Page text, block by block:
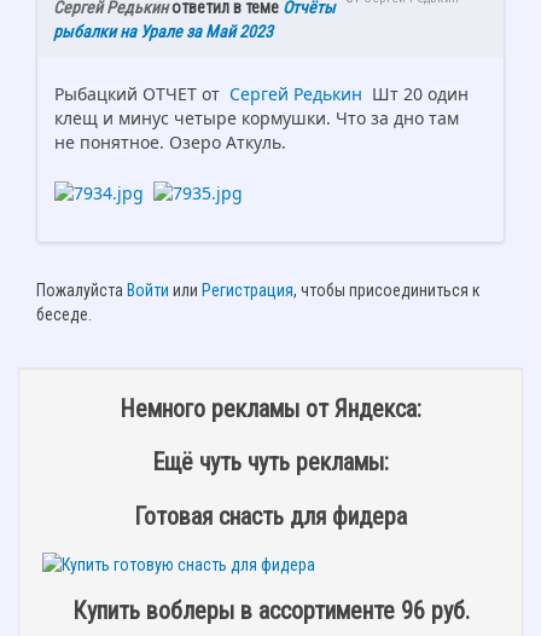
Сергей Редькинответил в теме Отчёты
рыбалки на Урале за Май 2023
Рыбацкий ОТЧЕТ от Сергей Редькин Шт 20 один
клещ и минус четыре кормушки. Что за дно там
не понятное. Озеро Аткуль.
Пожалуйста Войти или Регистрация, чтобы присоединиться к
беседе.
Немного рекламы от Яндекса:
Ещё чуть чуть рекламы:
Готовая снасть для фидера
Купить воблеры в ассортименте 96 руб.